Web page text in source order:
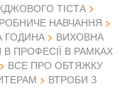
ТІСТА
НАВЧАННЯ
ГОДИНА
ВИХОВНА
ПРОФЕСІЇ В РАМКАХ
ВСЕ ПРО ОБТЯЖКУ
ВТРОБИ З